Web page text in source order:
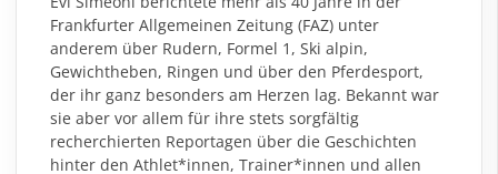
Frankfurter Allgemeinen Zeitung (FAZ) unter
anderem über Rudern, Formel 1, Ski alpin,
Gewichtheben, Ringen und über den Pferdesport,
der ihr ganz besonders am Herzen lag. Bekannt war
sie aber vor allem für ihre stets sorgfältig
recherchierten Reportagen über die Geschichten
hinter den Athlet*innen, Trainer*innen und allen